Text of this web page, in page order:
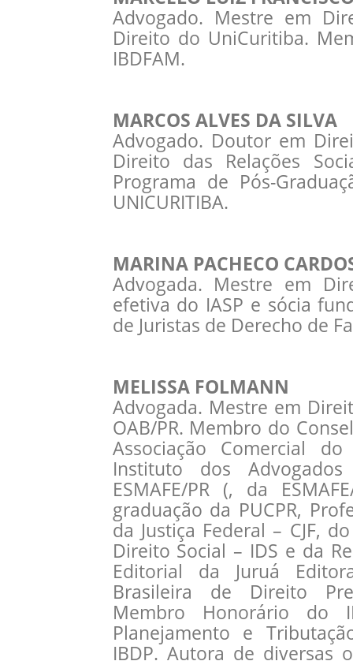
Advogado. Mestre em
Direito do UniCuritiba.
IBDFAM.
MARCOS ALVES DA SILVA
Advogado. Doutor em
Direito das Relações
Programa de Pós-
UNICURITIBA.
MARINA PACHECO
Advogada. Mestre em
efetiva do IASP e sócia
de Juristas de Derecho de
MELISSA FOLMANN
Advogada. Mestre em
OAB/PR. Membro do
Associação Comercial
Instituto dos
ESMAFE/PR (, da
graduação da PUCPR,
da Justiça Federal – CJF,
Direito Social – IDS e da
Editorial da Juruá
Brasileira de Direito
Membro Honorário do
Planejamento e
IBDP. Autora de diversas